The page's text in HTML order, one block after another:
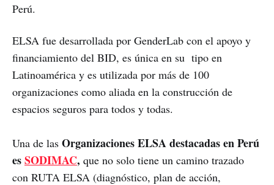
Perú.
ELSA fue desarrollada por GenderLab con el apoyo y
financiamiento del BID, es única en su tipo en
Latinoamérica y es utilizada por más de 100
organizaciones como aliada en la construcción de
espacios seguros para todos y todas.
Una de las Organizaciones ELSA destacadas en Perú
esSODIMAC, que no solo tiene un camino trazado
con RUTA ELSA (diagnóstico, plan de acción,